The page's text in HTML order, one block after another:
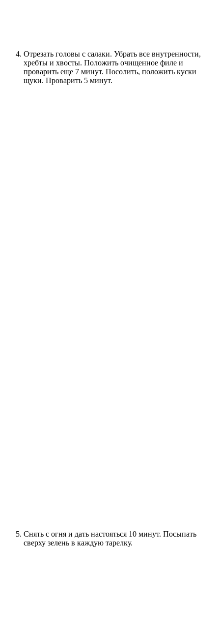
Отрезать головы с салаки. Убрать все внутренности,
хребты и хвосты. Положить очищенное филе и
проварить еще 7 минут. Посолить, положить куски
щуки. Проварить 5 минут.
Снять с огня и дать настояться 10 минут. Посыпать
сверху зелень в каждую тарелку.